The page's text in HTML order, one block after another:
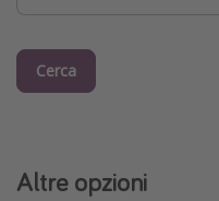
Cerca
Altre opzioni